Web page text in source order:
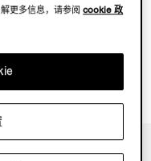
更多信息，请参阅cookie 政